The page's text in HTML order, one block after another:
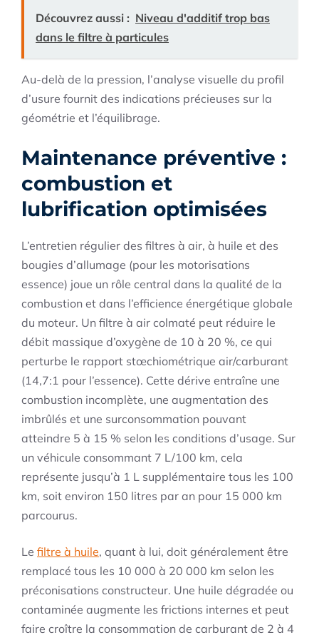
Découvrez aussi : Niveau d'additif trop bas
dans le filtre à particules
Au-delà de la pression, l’analyse visuelle du profil
d’usure fournit des indications précieuses sur la
géométrie et l’équilibrage.
Maintenance préventive :
combustion et
lubrification optimisées
L’entretien régulier des filtres à air, à huile et des
bougies d’allumage (pour les motorisations
essence) joue un rôle central dans la qualité de la
combustion et dans l’efficience énergétique globale
du moteur. Un filtre à air colmaté peut réduire le
débit massique d’oxygène de 10 à 20 %, ce qui
perturbe le rapport stœchiométrique air/carburant
(14,7:1 pour l’essence). Cette dérive entraîne une
combustion incomplète, une augmentation des
imbrûlés et une surconsommation pouvant
atteindre 5 à 15 % selon les conditions d’usage. Sur
un véhicule consommant 7 L/100 km, cela
représente jusqu’à 1 L supplémentaire tous les 100
km, soit environ 150 litres par an pour 15 000 km
parcourus.
Le filtre à huile, quant à lui, doit généralement être
remplacé tous les 10 000 à 20 000 km selon les
préconisations constructeur. Une huile dégradée ou
contaminée augmente les frictions internes et peut
faire croître la consommation de carburant de 2 à 4